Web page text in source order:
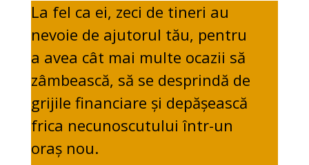
La fel ca ei, zeci de tineri au
nevoie de ajutorul tău, pentru
a avea cât mai multe ocazii să
zâmbească, să se desprindă de
grijile financiare și depășească
frica necunoscutului într-un
oraș nou.